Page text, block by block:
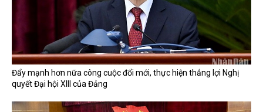
Đẩy mạnh hơn nữa công cuộc đổi mới, thực hiện thắng lợi Nghị
quyết Đại hội XIII của Đảng